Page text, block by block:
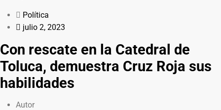
Política
julio 2, 2023
Con rescate en la Catedral de
Toluca, demuestra Cruz Roja sus
habilidades
Autor